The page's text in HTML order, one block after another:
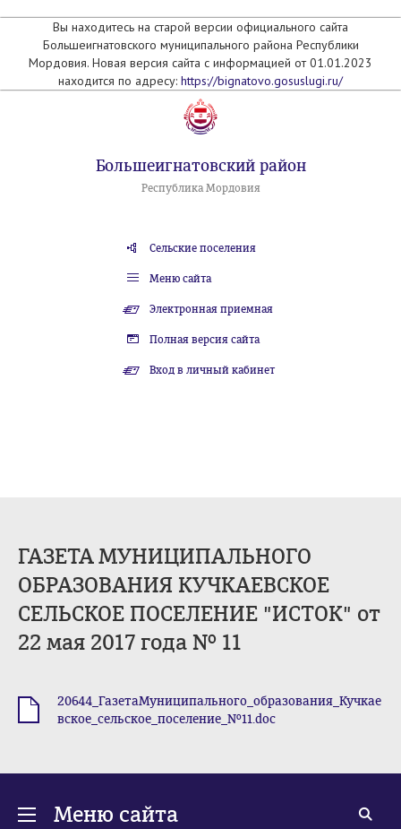
Вы находитесь на старой версии официального сайта
Большеигнатовского муниципального района Республики
Мордовия. Новая версия сайта с информацией от 01.01.2023
находится по адресу: https://bignatovo.gosuslugi.ru/
Большеигнатовский район
Республика Мордовия
Сельские поселения
Меню сайта
Электронная приемная
Полная версия сайта
Вход в личный кабинет
ГАЗЕТА МУНИЦИПАЛЬНОГО
ОБРАЗОВАНИЯ КУЧКАЕВСКОЕ
СЕЛЬСКОЕ ПОСЕЛЕНИЕ "ИСТОК" от
22 мая 2017 года № 11
20644_ГазетаМуниципального_образования_Кучкае
вское_сельское_поселение_№11.doc
Меню сайта